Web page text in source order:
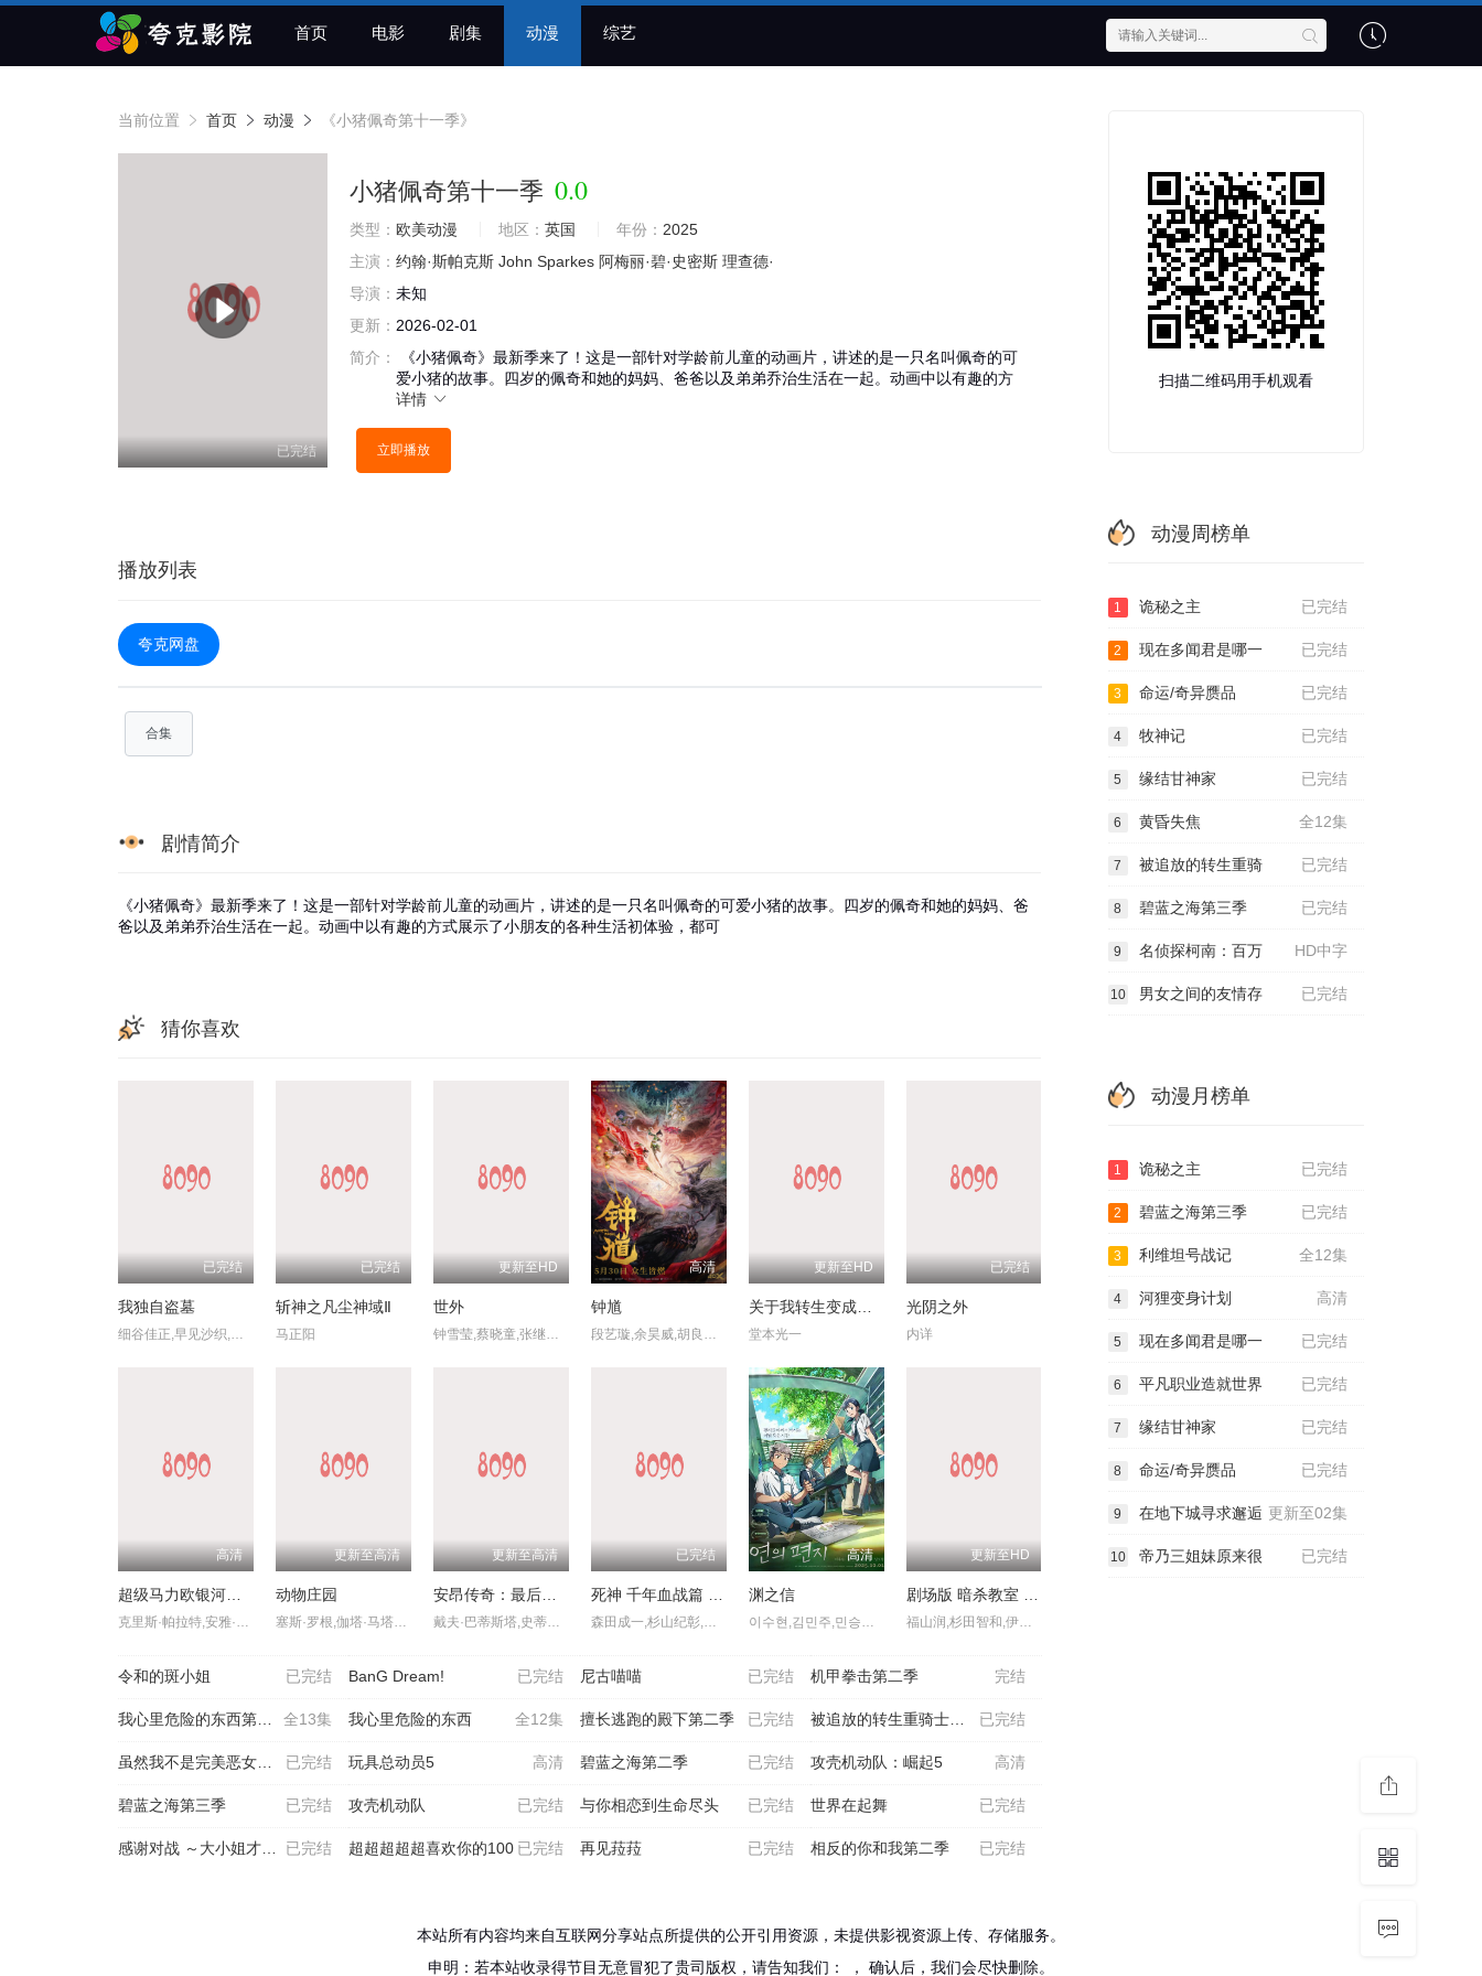
首页 电影 剧集 动漫 综艺
当前位置 首页 动漫 《小猪佩奇第十一季》
已完结
小猪佩奇第十一季 0.0
类型： 欧美动漫 地区： 英国 年份： 2025
主演： 约翰·斯帕克斯 John Sparkes 阿梅丽·碧·史密斯 理查德·
导演： 未知
更新： 2026-02-01
简介：
《小猪佩奇》最新季来了！这是一部针对学龄前儿童的动画片，讲述的是一只名叫佩奇的可
爱小猪的故事。四岁的佩奇和她的妈妈、爸爸以及弟弟乔治生活在一起。动画中以有趣的方
详情
立即播放
播放列表
夸克网盘
合集
剧情简介
《小猪佩奇》最新季来了！这是一部针对学龄前儿童的动画片，讲述的是一只名叫佩奇的可爱小猪的故事。四岁的佩奇和她的妈妈、爸
爸以及弟弟乔治生活在一起。动画中以有趣的方式展示了小朋友的各种生活初体验，都可
猜你喜欢
已完结
我独自盗墓
细谷佳正,早见沙织,入野自由,诹访部顺一
已完结
斩神之凡尘神域Ⅱ
马正阳
更新至HD
世外
钟雪莹,蔡晓童,张继聪,谢安琪,柯炜林,杨雅文
高清
钟馗
段艺璇,余昊威,胡良伟,巴赫
更新至HD
关于我转生变成史莱姆这档事 苍海之泪篇
堂本光一
已完结
光阴之外
内详
高清 更新至高清
动物庄园
更新至高清
安昂传奇：最后的气宗
戴夫·巴蒂斯塔,史蒂文·元,关继威,杰西卡·马滕,塔伊加·维迪提,迪·布莱德利·贝克,杰拉尔丁·维斯瓦纳坦,罗曼·萨拉戈萨,芙蕾达·平托,南允道,佩塔·萨金特,Dionne,Quan
已完结 高清
渊之信
更新至HD
福山润,杉田智和,伊藤静,渊上舞,洲崎绫,冈本信彦,逢坂良太,内藤玲,田中美海,矢作纱友里,松浦千惠,佐藤聪美,川边骏,金元寿子,宫下荣治,山谷祥生,水岛大宙,间岛淳司,木村昴,沼仓爱美,斋藤枫子,河原木志穗,日野未步,植田佳奈,浅沼晋太郎,高桥伸也,原泽晃绮,诹访彩花,下妻由幸,藤田咲,绪方惠美,井上喜久子,铃代纱弓,金泽舞,梅原裕一郎,山口胜平,山路和弘
已完结
令和的斑小姐 已完结
BanG Dream! 已完结
尼古喵喵 完结
机甲拳击第二季
全13集
我心里危险的东西第二季 全12集
我心里危险的东西 已完结
擅长逃跑的殿下第二季 已完结
被追放的转生重骑士用游戏
已完结
虽然我不是完美恶女～雏宫 高清
玩具总动员5 已完结
碧蓝之海第二季 高清
攻壳机动队：崛起5
已完结
碧蓝之海第三季 已完结
攻壳机动队 已完结
与你相恋到生命尽头 已完结
世界在起舞
已完结
感谢对战 ～大小姐才不玩 已完结
超超超超超喜欢你的100 已完结
再见菈菈 已完结
相反的你和我第二季
扫描二维码用手机观看
动漫周榜单
已完结
1 诡秘之主
已完结
2 现在多闻君是哪一
已完结
3 命运/奇异赝品
已完结
4 牧神记
已完结
5 缘结甘神家
全12集
6 黄昏失焦
已完结
7 被追放的转生重骑
已完结
8 碧蓝之海第三季
HD中字
9 名侦探柯南：百万
已完结
10 男女之间的友情存
动漫月榜单
已完结
1 诡秘之主
已完结
2 碧蓝之海第三季
全12集
3 利维坦号战记
高清
4 河狸变身计划
已完结
5 现在多闻君是哪一
已完结
6 平凡职业造就世界
已完结
7 缘结甘神家
已完结
8 命运/奇异赝品
更新至02集
9 在地下城寻求邂逅
已完结
10 帝乃三姐妹原来很
本站所有内容均来自互联网分享站点所提供的公开引用资源，未提供影视资源上传、存储服务。
申明：若本站收录得节目无意冒犯了贵司版权，请告知我们：
， 确认后，我们会尽快删除。